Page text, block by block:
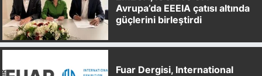
Avrupa’da EEEIA çatısı altında
güçlerini birleştirdi
Fuar Dergisi, International